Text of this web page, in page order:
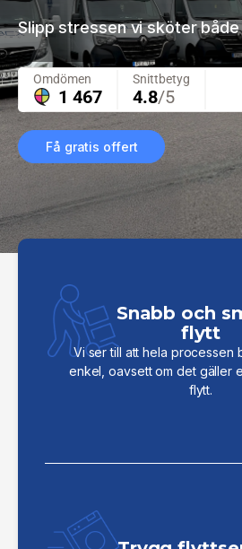
Slipp stressen vi sköter
Få gratis offert
Snabb och
flytt
Vi ser till att hela processen
enkel, oavsett om det gäller
flytt.